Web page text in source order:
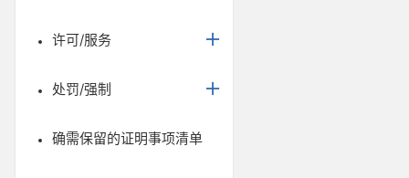
许可/服务
处罚/强制
确需保留的证明事项清单